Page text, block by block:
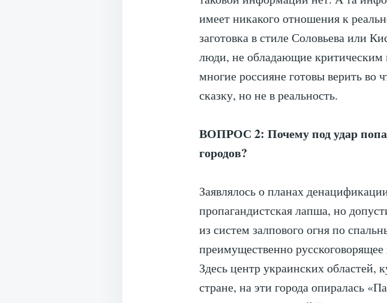
имеет никакого отношения к
заготовка в стиле Соловьева или
люди, не обладающие
многие россияне готовы верить
сказку, но не в реальность.
ВОПРОС 2: Почему под удар
городов?
Заявлялось о планах
пропагандистская лапша, но
из систем залпового огня по
преимущественно
Здесь центр украинских областей,
стране, на эти города опиралась